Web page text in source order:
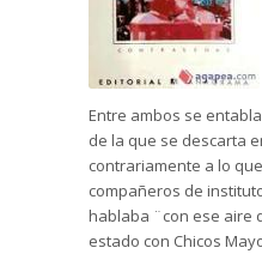
Entre ambos se
de la que se descarta
contrariamente a lo
compañeros de
hablaba ¨con ese aire
estado con Chicos